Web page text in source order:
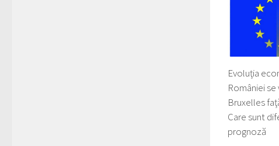
Evoluţia
României
Bruxelles
Care sunt
prognoză